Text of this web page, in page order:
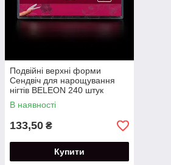
Подвійні верхні форми
Сендвіч для нарощування
нігтів BELEON 240 штук
(Стилет довгий)
В наявності
133,50 ₴
Купити